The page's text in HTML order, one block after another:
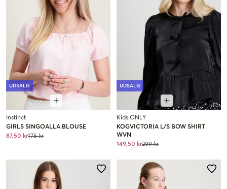
UDSALG
Instinct
GIRLS SINGOALLA BLOUSE
87,50 kr175 kr
UDSALG
Kids ONLY
KOGVICTORIA L/S BOW SHIRT
WVN
149,50 kr299 kr